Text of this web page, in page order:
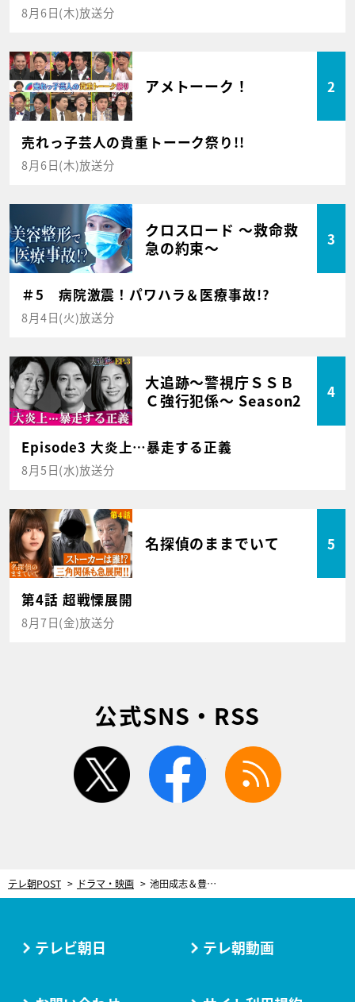
8月6日(木)放送分
アメトーーク！ 2
売れっ子芸人の貴重トーーク祭り!!
8月6日(木)放送分
クロスロード ～救命救
急の約束～
3
＃5 病院激震！パワハラ＆医療事故!?
8月4日(火)放送分
大追跡～警視庁ＳＳＢ
Ｃ強行犯係～ Season2
4
Episode3 大炎上…暴走する正義
8月5日(水)放送分
名探偵のままでいて 5
第4話 超戦慄展開
8月7日(金)放送分
公式SNS・RSS
twitter facebook
テレ朝POST ドラマ・映画 池田成志＆豊田裕大、『妖怪シェアハウス』続編に登場！妖怪たちが住むシェアハウスに仲間入り
テレビ朝日 テレ朝動画